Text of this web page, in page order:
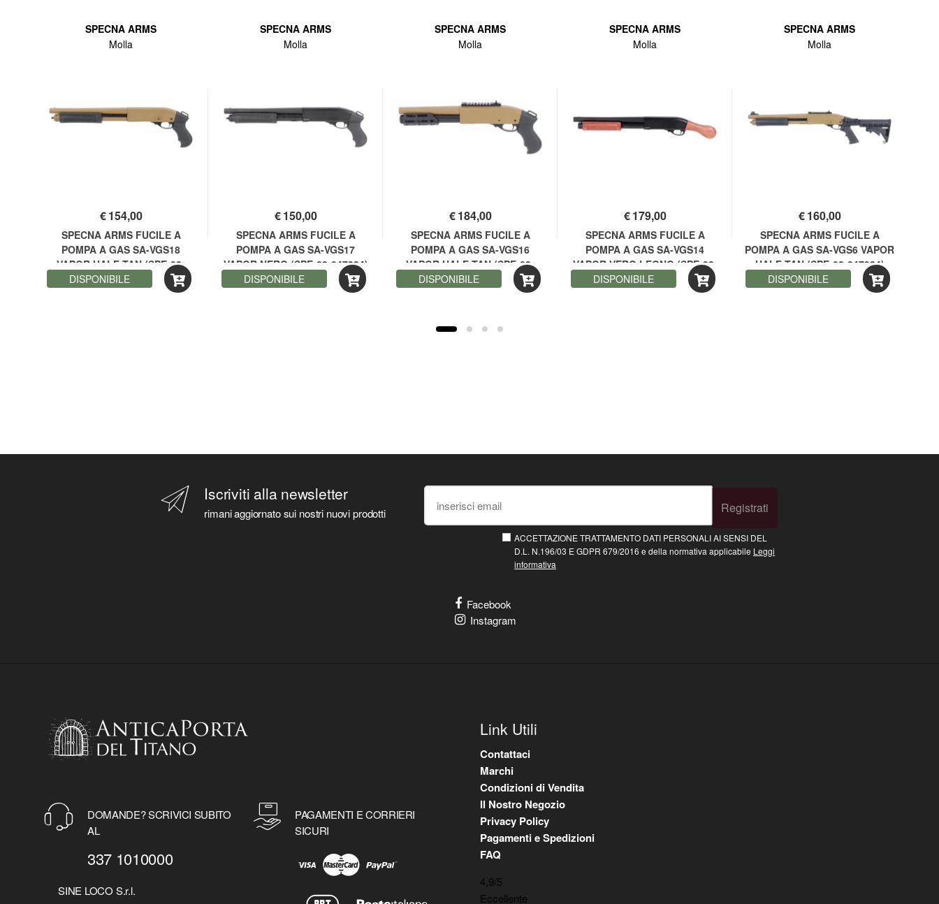
SPECNA ARMS
Molla
€154,00
SPECNA ARMS FUCILE A
POMPA A GAS SA-VGS18
VAPOR HALF-TAN (SPE-02-
047935)
DISPONIBILE
SPECNA ARMS
Molla
€150,00
SPECNA ARMS FUCILE A
POMPA A GAS SA-VGS17
VAPOR NERO (SPE-02-047934)
DISPONIBILE
SPECNA ARMS
Molla
€184,00
SPECNA ARMS FUCILE A
POMPA A GAS SA-VGS16
VAPOR HALF-TAN (SPE-02-
047933)
DISPONIBILE
SPECNA ARMS
Molla
€179,00
SPECNA ARMS FUCILE A
POMPA A GAS SA-VGS14
VAPOR VERO LEGNO (SPE-02-
047932)
DISPONIBILE
SPECNA ARMS
Molla
€160,00
SPECNA ARMS FUCILE A
POMPA A GAS SA-VGS6 VAPOR
HALF-TAN (SPE-02-047924)
DISPONIBILE
Iscriviti alla newsletter
rimani aggiornato sui nostri nuovi prodotti Registrati
ACCETTAZIONE TRATTAMENTO DATI PERSONALI AI SENSI DEL
D.L. N.196/03 E GDPR 679/2016 e della normativa applicabile Leggi
informativa
Facebook
Instagram
DOMANDE? SCRIVICI SUBITO
AL
337 1010000
SINE LOCO S.r.l.
PAGAMENTI E CORRIERI
SICURI
Link Utili
Contattaci
Marchi
Condizioni di Vendita
Il Nostro Negozio
Privacy Policy
Pagamenti e Spedizioni
FAQ
4,9/5
Eccellente